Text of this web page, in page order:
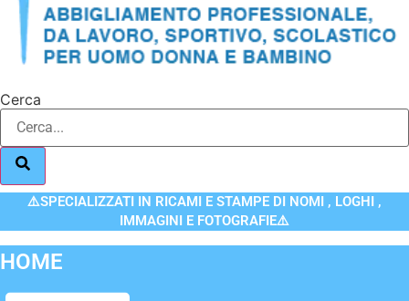
Cerca
⚠️SPECIALIZZATI IN RICAMI E STAMPE DI NOMI , LOGHI ,
IMMAGINI E FOTOGRAFIE⚠️
HOME
Flyout